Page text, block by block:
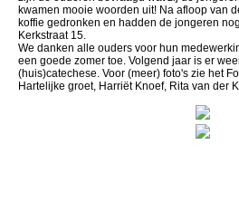
kwamen mooie woorden uit! Na afloop van
koffie gedronken en hadden de jongeren
Kerkstraat 15.
We danken alle ouders voor hun
een goede zomer toe. Volgend jaar is er
(huis)catechese. Voor (meer) foto's zie het
Hartelijke groet, Harriët Knoef, Rita van der